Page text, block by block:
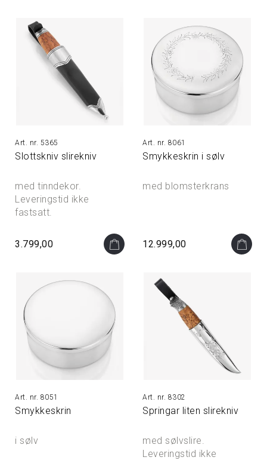
5365
Slottskniv slirekniv
med tinndekor.
Leveringstid ikke
fastsatt.
3.799,00
8061
Smykkeskrin i sølv
med blomsterkrans
12.999,00
8051
Smykkeskrin
i sølv
8302
Springar liten slirekniv
med sølvslire.
Leveringstid ikke